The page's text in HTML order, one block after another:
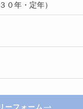
０年・定年）
ーフォーム